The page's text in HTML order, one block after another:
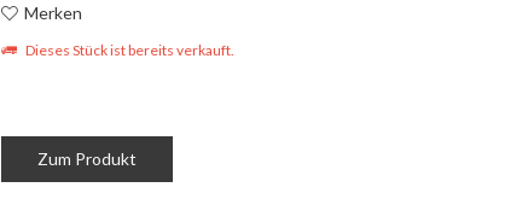
Merken
Dieses Stück ist bereits verkauft.
Zum Produkt